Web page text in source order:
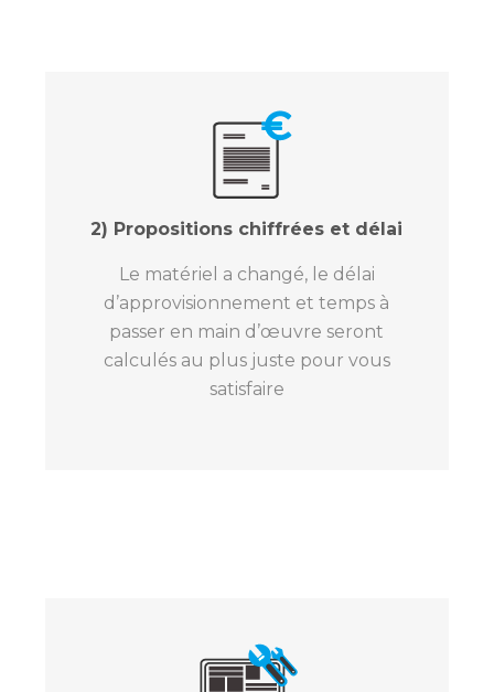
2) Propositions chiffrées et délai
Le matériel a changé, le délai
d’approvisionnement et temps à
passer en main d’œuvre seront
calculés au plus juste pour vous
satisfaire